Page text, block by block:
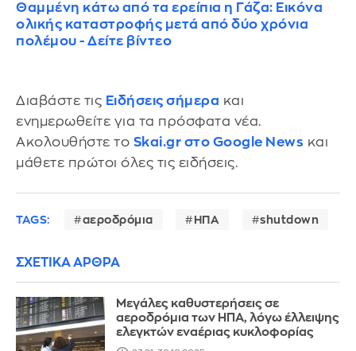
Θαμμένη κάτω από τα ερείπια η Γάζα: Εικόνα
ολικής καταστροφής μετά από δύο χρόνια
πολέμου - Δείτε βίντεο
Διαβάστε τις Ειδήσεις σήμερα και
ενημερωθείτε για τα πρόσφατα νέα.
Ακολουθήστε το Skai.gr στο Google News και
μάθετε πρώτοι όλες τις ειδήσεις.
TAGS: αεροδρόμια ΗΠΑ shutdown
ΣΧΕΤΙΚΑ ΑΡΘΡΑ
Μεγάλες καθυστερήσεις σε
αεροδρόμια των ΗΠΑ, λόγω έλλειψης
ελεγκτών εναέριας κυκλοφορίας